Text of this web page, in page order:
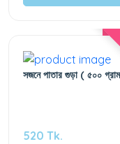
সজনে পাতার গুড়া ( ৫০০
520 Tk.